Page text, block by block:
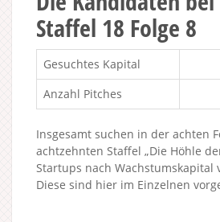
Staffel 18 Folge 8
Gesuchtes Kapital
Anzahl Pitches
Insgesamt suchen in der achten
achtzehnten Staffel „Die Höhle
Startups nach Wachstumskapital
Diese sind hier im Einzelnen